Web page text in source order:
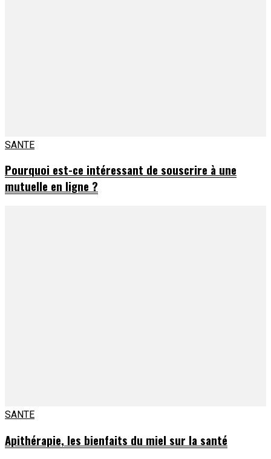
SANTE
Pourquoi est-ce intéressant de souscrire à une
mutuelle en ligne ?
SANTE
Apithérapie, les bienfaits du miel sur la santé